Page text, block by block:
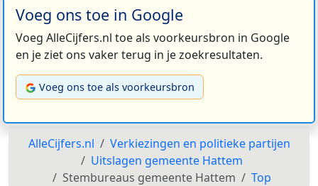
Voeg ons toe in Google
Voeg AlleCijfers.nl toe als voorkeursbron in Google
en je ziet ons vaker terug in je zoekresultaten.
Voeg ons toe als voorkeursbron
AlleCijfers.nl
Verkiezingen en politieke partijen
Uitslagen gemeente Hattem
Stembureaus gemeente Hattem
Top